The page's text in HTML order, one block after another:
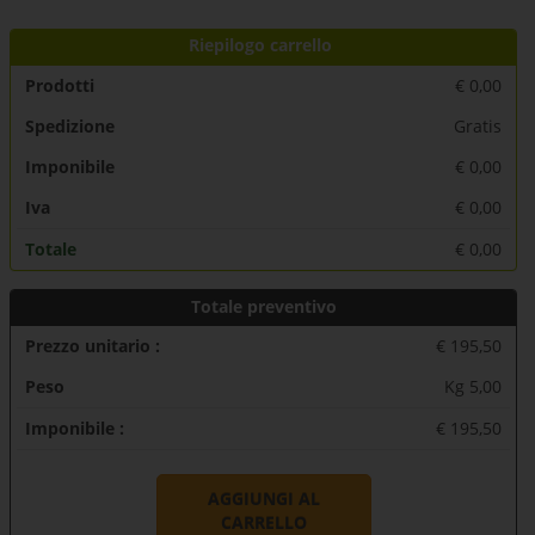
Riepilogo carrello
Prodotti
€ 0,00
Spedizione
Gratis
Imponibile
€ 0,00
Iva
€ 0,00
Totale
€ 0,00
Totale preventivo
Prezzo unitario :
€ 195,50
Peso
Kg 5,00
Imponibile :
€ 195,50
AGGIUNGI AL
CARRELLO